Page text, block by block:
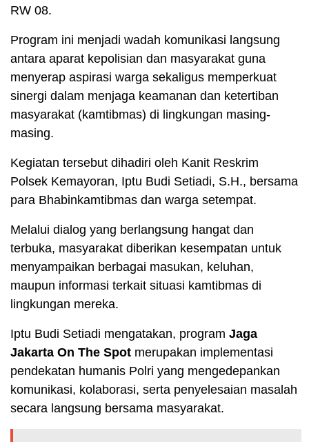
RW 08.
Program ini menjadi wadah komunikasi langsung
antara aparat kepolisian dan masyarakat guna
menyerap aspirasi warga sekaligus memperkuat
sinergi dalam menjaga keamanan dan ketertiban
masyarakat (kamtibmas) di lingkungan masing-
masing.
Kegiatan tersebut dihadiri oleh Kanit Reskrim
Polsek Kemayoran, Iptu Budi Setiadi, S.H., bersama
para Bhabinkamtibmas dan warga setempat.
Melalui dialog yang berlangsung hangat dan
terbuka, masyarakat diberikan kesempatan untuk
menyampaikan berbagai masukan, keluhan,
maupun informasi terkait situasi kamtibmas di
lingkungan mereka.
Iptu Budi Setiadi mengatakan, program Jaga
Jakarta On The Spot merupakan implementasi
pendekatan humanis Polri yang mengedepankan
komunikasi, kolaborasi, serta penyelesaian masalah
secara langsung bersama masyarakat.